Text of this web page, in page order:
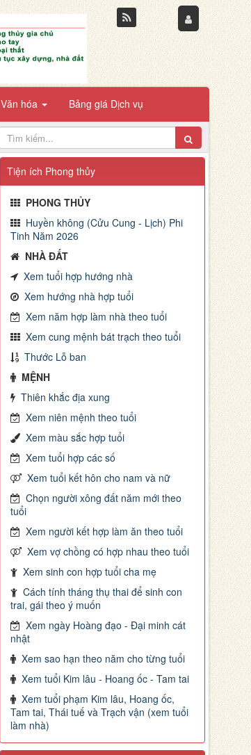
Văn hóa Bảng giá Dịch vụ
Tiện ích Phong thủy
PHONG THỦY
Huyền không (Cửu Cung - Lịch) Phi
Tinh Năm 2026
NHÀ ĐẤT
Xem tuổi hợp hướng nhà
Xem hướng nhà hợp tuổi
Xem năm hợp làm nhà theo tuổi
Xem cung mệnh bát trạch theo tuổi
Thước Lỗ ban
MỆNH
Thiên khắc địa xung
Xem niên mệnh theo tuổi
Xem màu sắc hợp tuổi
Xem tuổi hợp các số
Xem tuổi kết hôn cho nam và nữ
Chọn người xông đất năm mới theo
tuổi
Xem người kết hợp làm ăn theo tuổi
Xem vợ chồng có hợp nhau theo tuổi
Xem sinh con hợp tuổi cha mẹ
Cách tính tháng thụ thai để sinh con
trai, gái theo ý muốn
Xem ngày Hoàng đạo - Đại minh cát
nhật
Xem sao hạn theo năm cho từng tuổi
Xem tuổi Kim lâu - Hoang ốc - Tam tai
Xem tuổi phạm Kim lâu, Hoang ốc,
Tam tai, Thái tuế và Trạch vận (xem tuổi
làm nhà)